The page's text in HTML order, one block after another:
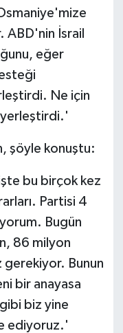
İsrail
eğer
Ne için
yerleştirdi.'
şöyle konuştu:
bu birçok kez
Partisi 4
Bugün
86 milyon
gerekiyor. Bunun
bir anayasa
biz yine
ediyoruz.'